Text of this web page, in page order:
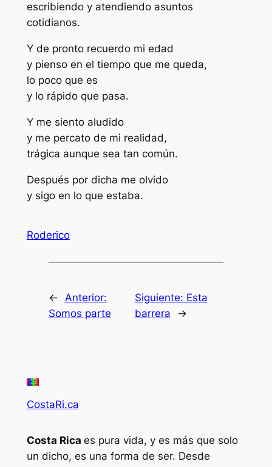
escribiendo y atendiendo asuntos
cotidianos.
Y de pronto recuerdo mi edad
y pienso en el tiempo que me queda,
lo poco que es
y lo rápido que pasa.
Y me siento aludido
y me percato de mi realidad,
trágica aunque sea tan común.
Después por dicha me olvido
y sigo en lo que estaba.
Roderico
← Anterior:
Somos parte
Siguiente: Esta
barrera
→
CostaRi.ca
Costa Rica es pura vida, y es más que solo
un dicho, es una forma de ser. Desde